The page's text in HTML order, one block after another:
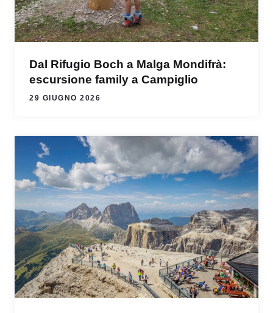
Dal Rifugio Boch a Malga Mondifrà:
escursione family a Campiglio
29 GIUGNO 2026